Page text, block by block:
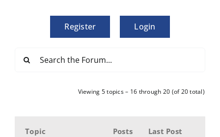
Register Login
Viewing 5 topics – 16 through 20 (of 20 total)
Topic Posts Last Post